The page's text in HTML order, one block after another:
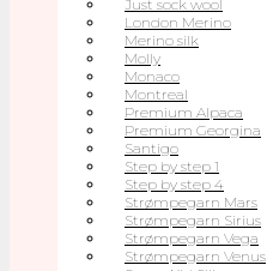
Just sock wool
London Merino
Merino silk
Molly
Monaco
Montreal
Premium Alpaca
Premium Georgina
Santigo
Step by step 1
Step by step 4
Strømpegarn Mars
Strømpegarn Sirius
Strømpegarn Vega
Strømpegarn Venus